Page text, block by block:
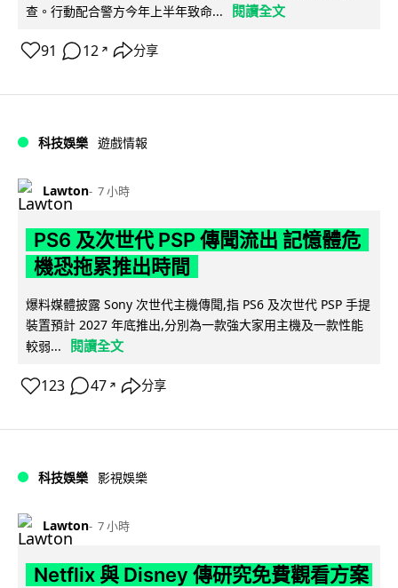
查。行動配合警方今年上半年致命...
閱讀全文
91 12 ↗ 分享
科技娛樂 遊戲情報
Lawton 7 小時
PS6 及次世代 PSP 傳聞流出 記憶體危
機恐拖累推出時間
爆料媒體披露 Sony 次世代主機傳聞,指 PS6 及次世代 PSP 手提
裝置預計 2027 年底推出,分別為一款強大家用主機及一款性能
較弱...
閱讀全文
123 47 ↗ 分享
科技娛樂 影視娛樂
Lawton 7 小時
Netflix 與 Disney 傳研究免費觀看方案